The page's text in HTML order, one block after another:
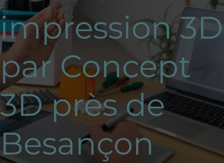
impression 3D
par Concept
3D près de
Besançon